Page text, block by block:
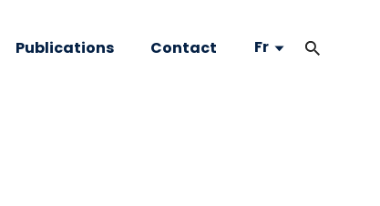
Publications Contact Fr